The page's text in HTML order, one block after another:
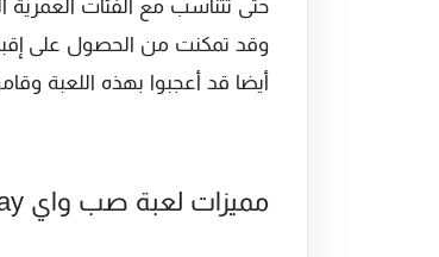
وقد تمكنت من الحصول على
أيضا قد أعجبوا بهذه اللعبة
مميزات لعبة صب واي Subway